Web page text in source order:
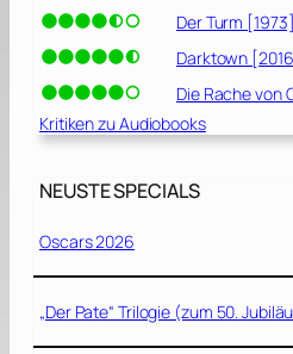
Der Turm [1973]
Darktown
Die Rache von
Kritiken zu Audiobooks
NEUSTE SPECIALS
Oscars 2026
„Der Pate“ Trilogie (zum 50.